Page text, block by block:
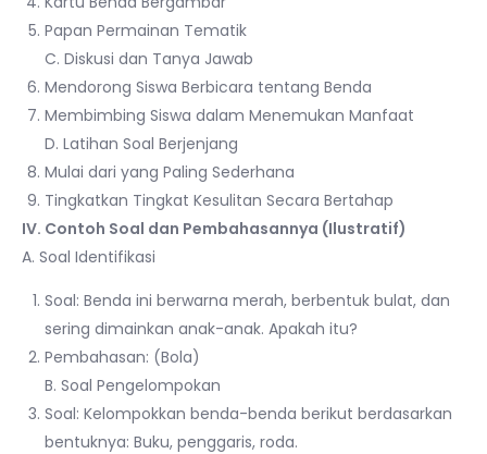
Papan Permainan Tematik
C. Diskusi dan Tanya Jawab
Mendorong Siswa Berbicara tentang Benda
Membimbing Siswa dalam Menemukan Manfaat
D. Latihan Soal Berjenjang
Mulai dari yang Paling Sederhana
Tingkatkan Tingkat Kesulitan Secara Bertahap
IV. Contoh Soal dan Pembahasannya (Ilustratif)
A. Soal Identifikasi
Soal: Benda ini berwarna merah, berbentuk bulat, dan
sering dimainkan anak-anak. Apakah itu?
Pembahasan: (Bola)
B. Soal Pengelompokan
Soal: Kelompokkan benda-benda berikut berdasarkan
bentuknya: Buku, penggaris, roda.